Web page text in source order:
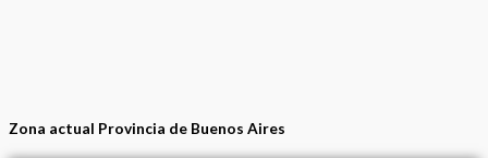
Zona actual Provincia de Buenos Aires